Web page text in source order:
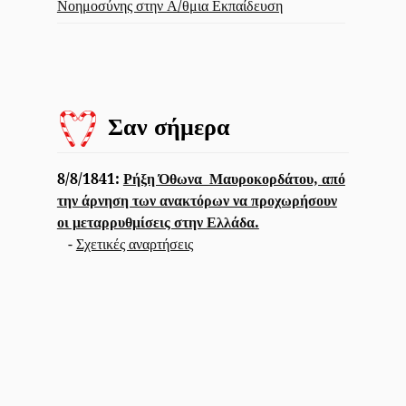
Νοημοσύνης στην Α/θμια Εκπαίδευση
Σαν σήμερα
8/8/1841: Ρήξη Όθωνα  Μαυροκορδάτου, από
την άρνηση των ανακτόρων να προχωρήσουν
οι μεταρρυθμίσεις στην Ελλάδα.
-Σχετικές αναρτήσεις